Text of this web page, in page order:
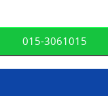
015-3061015